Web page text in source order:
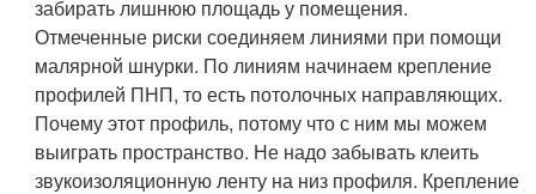
забирать лишнюю площадь у помещения.
Отмеченные риски соединяем линиями при помощи
малярной шнурки. По линиям начинаем крепление
профилей ПНП, то есть потолочных направляющих.
Почему этот профиль, потому что с ним мы можем
выиграть пространство. Не надо забывать клеить
звукоизоляционную ленту на низ профиля. Крепление